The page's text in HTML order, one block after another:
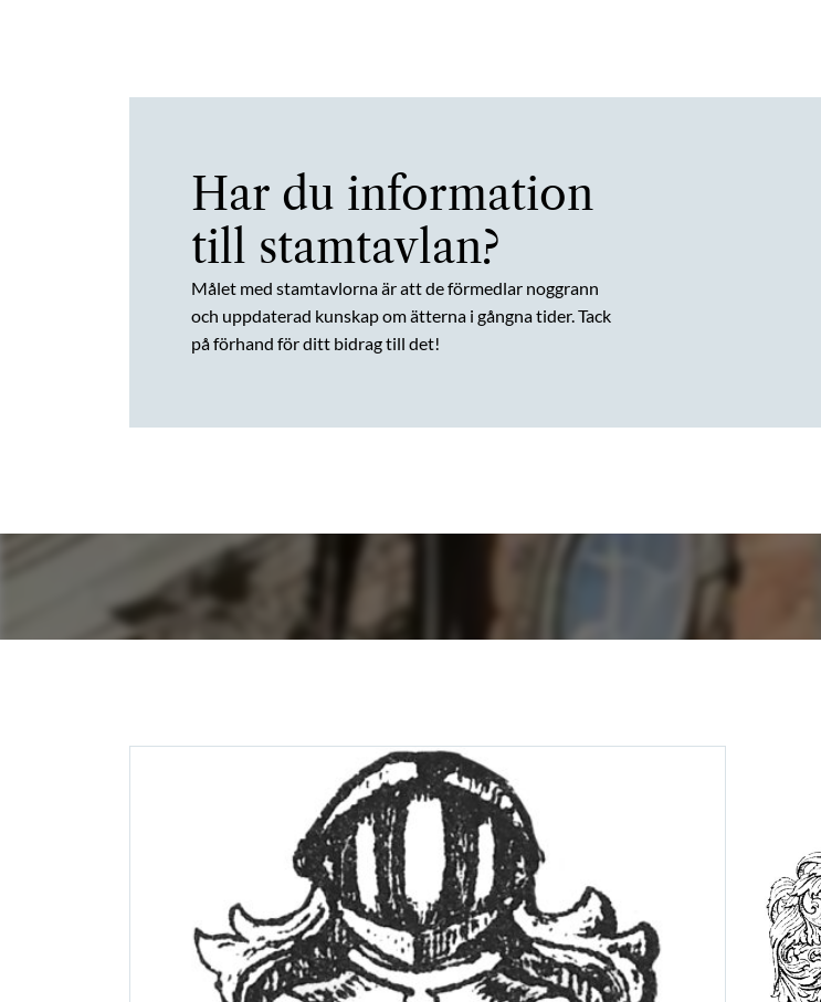
Har du information
till stamtavlan?
Målet med stamtavlorna är att de förmedlar noggrann
och uppdaterad kunskap om ätterna i gångna tider. Tack
på förhand för ditt bidrag till det!